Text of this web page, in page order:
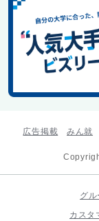
広告掲載 みん就
グ
カスタ